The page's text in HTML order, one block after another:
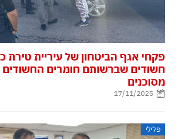
פקחי אגף הביטחון של עיריית טירת
חשודים שברשותם חומרים
מסוכנים
17/11/2025
פלילי